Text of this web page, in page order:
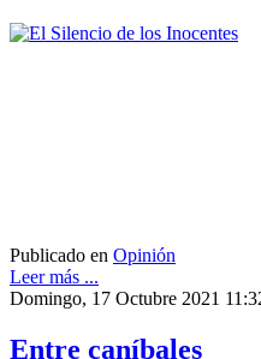
Publicado en Opinión
Leer más ...
Domingo, 17 Octubre 2021
Entre caníbales